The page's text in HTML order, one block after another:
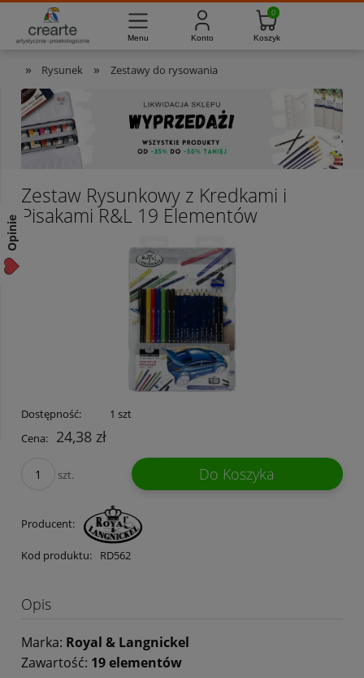
» Rysunek » Zestawy do rysowania
Zestaw Rysunkowy z Kredkami i
Pisakami R&L 19 Elementów
Dostępność:
1 szt
Cena:
24,38 zł
szt. Do Koszyka
Producent:
Kod produktu: RD562
Opis
Marka: Royal & Langnickel
Zawartość: 19 elementów
Masz pytania? 733-012-789 Pon. - Pt. 8:00 - 16:00
Opinie